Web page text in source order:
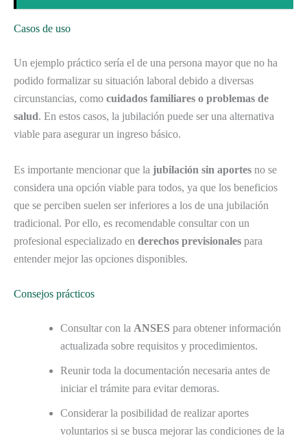
Casos de uso
Un ejemplo práctico sería el de una persona mayor que no ha
podido formalizar su situación laboral debido a diversas
circunstancias, como cuidados familiares o problemas de
salud. En estos casos, la jubilación puede ser una alternativa
viable para asegurar un ingreso básico.
Es importante mencionar que la jubilación sin aportes no se
considera una opción viable para todos, ya que los beneficios
que se perciben suelen ser inferiores a los de una jubilación
tradicional. Por ello, es recomendable consultar con un
profesional especializado en derechos previsionales para
entender mejor las opciones disponibles.
Consejos prácticos
Consultar con la ANSES para obtener información
actualizada sobre requisitos y procedimientos.
Reunir toda la documentación necesaria antes de
iniciar el trámite para evitar demoras.
Considerar la posibilidad de realizar aportes
voluntarios si se busca mejorar las condiciones de la